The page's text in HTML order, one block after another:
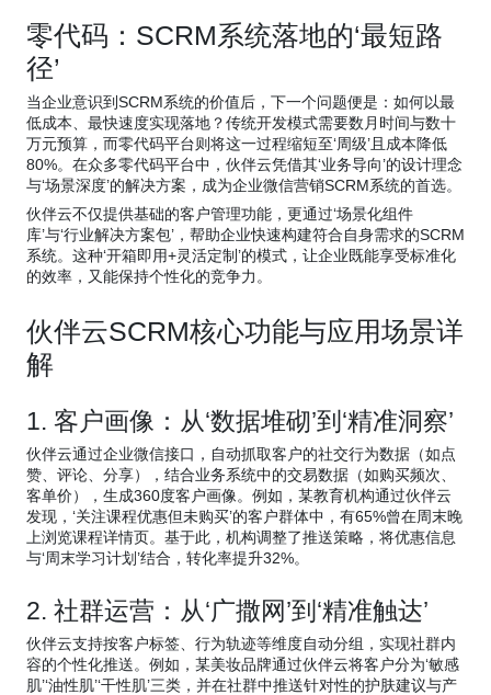
零代码：SCRM系统落地的‘最短路
径’
当企业意识到SCRM系统的价值后，下一个问题便是：如何以最
低成本、最快速度实现落地？传统开发模式需要数月时间与数十
万元预算，而零代码平台则将这一过程缩短至‘周级’且成本降低
80%。在众多零代码平台中，伙伴云凭借其‘业务导向’的设计理念
与‘场景深度’的解决方案，成为企业微信营销SCRM系统的首选。
伙伴云不仅提供基础的客户管理功能，更通过‘场景化组件
库’与‘行业解决方案包’，帮助企业快速构建符合自身需求的SCRM
系统。这种‘开箱即用+灵活定制’的模式，让企业既能享受标准化
的效率，又能保持个性化的竞争力。
伙伴云SCRM核心功能与应用场景详
解
1. 客户画像：从‘数据堆砌’到‘精准洞察’
伙伴云通过企业微信接口，自动抓取客户的社交行为数据（如点
赞、评论、分享），结合业务系统中的交易数据（如购买频次、
客单价），生成360度客户画像。例如，某教育机构通过伙伴云
发现，‘关注课程优惠但未购买’的客户群体中，有65%曾在周末晚
上浏览课程详情页。基于此，机构调整了推送策略，将优惠信息
与‘周末学习计划’结合，转化率提升32%。
2. 社群运营：从‘广撒网’到‘精准触达’
伙伴云支持按客户标签、行为轨迹等维度自动分组，实现社群内
容的个性化推送。例如，某美妆品牌通过伙伴云将客户分为‘敏感
肌’‘油性肌’‘干性肌’三类，并在社群中推送针对性的护肤建议与产